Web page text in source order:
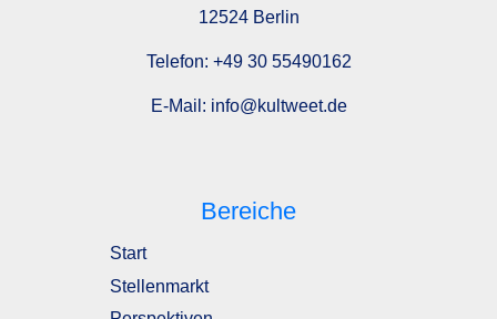
12524 Berlin
Telefon: +49 30 55490162
E-Mail: info@kultweet.de
Bereiche
Start
Stellenmarkt